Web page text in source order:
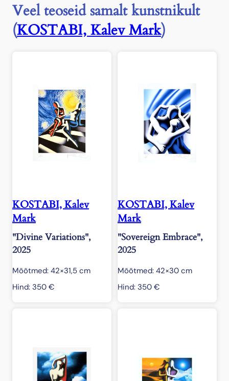
Veel teoseid samalt kunstnikult
(KOSTABI, Kalev Mark)
KOSTABI, Kalev
Mark
"Divine Variations",
2025
Mõõtmed: 42×31,5 cm
Hind: 350 €
KOSTABI, Kalev
Mark
"Sovereign Embrace",
2025
Mõõtmed: 42×30 cm
Hind: 350 €